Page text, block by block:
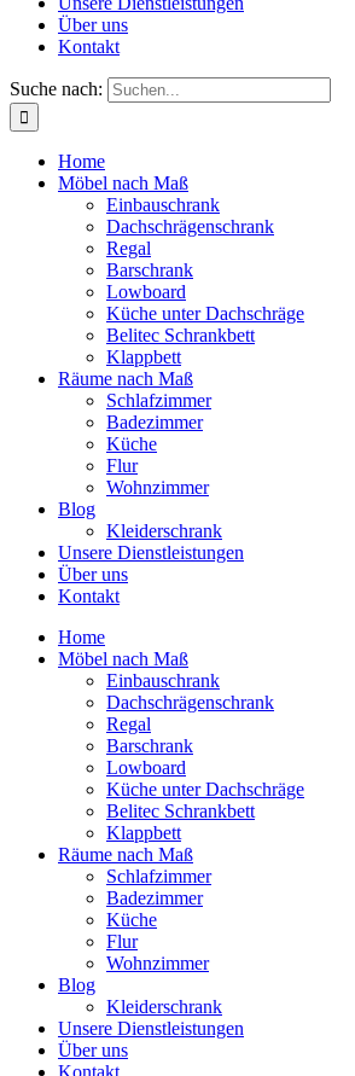
Über uns
Kontakt
Suche nach:
Home
Möbel nach Maß
Einbauschrank
Dachschrägenschrank
Regal
Barschrank
Lowboard
Küche unter Dachschräge
Belitec Schrankbett
Klappbett
Räume nach Maß
Schlafzimmer
Badezimmer
Küche
Flur
Wohnzimmer
Blog
Kleiderschrank
Unsere Dienstleistungen
Über uns
Kontakt
Home
Möbel nach Maß
Einbauschrank
Dachschrägenschrank
Regal
Barschrank
Lowboard
Küche unter Dachschräge
Belitec Schrankbett
Klappbett
Räume nach Maß
Schlafzimmer
Badezimmer
Küche
Flur
Wohnzimmer
Blog
Kleiderschrank
Unsere Dienstleistungen
Über uns
Kontakt